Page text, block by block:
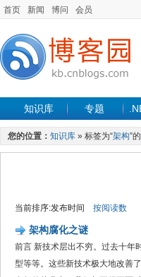
首页 新闻 博问 会员
知识库 专题
您的位置： 知识库 » 标签为“架构”
当前排序:发布时间 按阅读数
架构腐化之谜
前言 新技术层出不穷。过去十年
型等等。这些新技术极大地改善